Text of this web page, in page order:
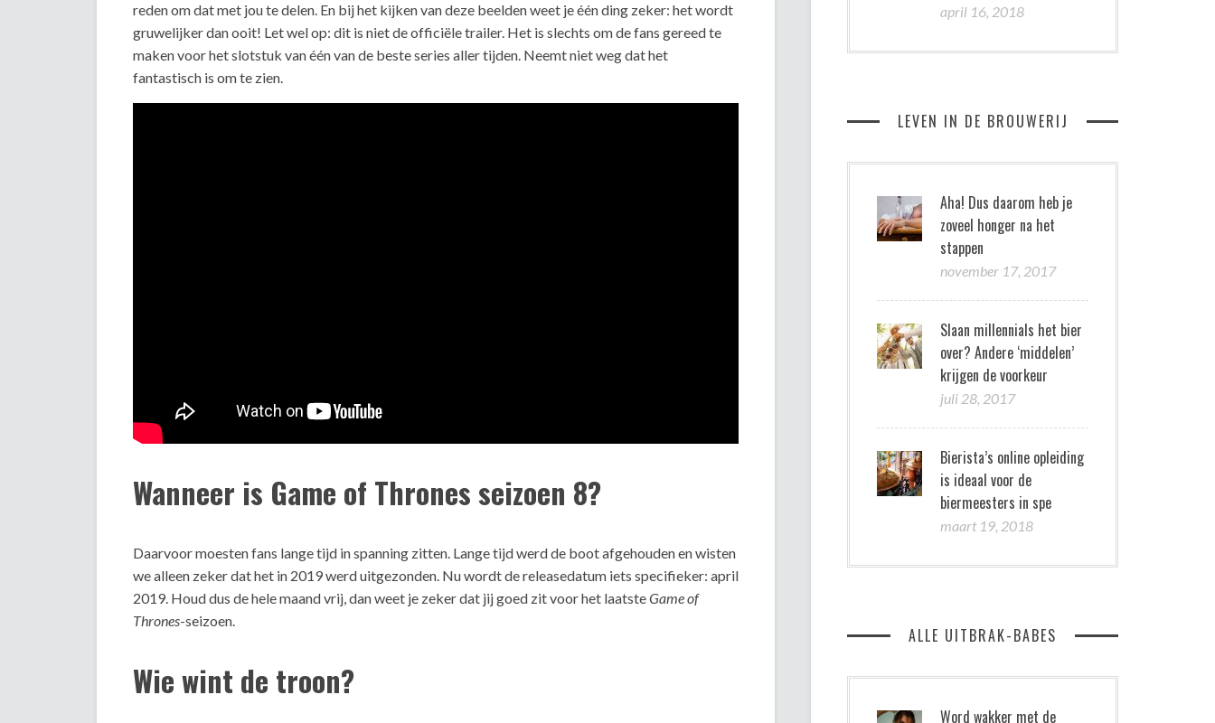
reden om dat met jou te delen. En bij het kijken van deze beelden weet je één ding zeker: het wordt
gruwelijker dan ooit! Let wel op: dit is niet de officiële trailer. Het is slechts om de fans gereed te
maken voor het slotstuk van één van de beste series aller tijden. Neemt niet weg dat het
fantastisch is om te zien.
Wanneer is Game of Thrones seizoen 8?
Daarvoor moesten fans lange tijd in spanning zitten. Lange tijd werd de boot afgehouden en wisten
we alleen zeker dat het in 2019 werd uitgezonden. Nu wordt de releasedatum iets specifieker: april
2019. Houd dus de hele maand vrij, dan weet je zeker dat jij goed zit voor het laatsteGame of
Thrones-seizoen.
Wie wint de troon?
april 16, 2018
LEVEN IN DE BROUWERIJ
Aha! Dus daarom heb je
zoveel honger na het
stappen
november 17, 2017
Slaan millennials het bier
over? Andere ‘middelen’
krijgen de voorkeur
juli 28, 2017
Bierista’s online opleiding
is ideaal voor de
biermeesters in spe
maart 19, 2018
ALLE UITBRAK-BABES
Word wakker met de